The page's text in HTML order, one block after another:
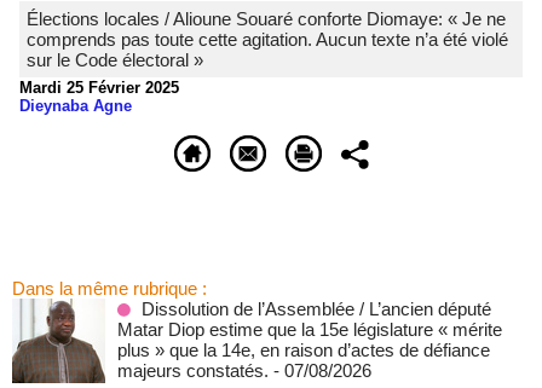
Élections locales / Alioune Souaré conforte Diomaye: « Je ne
comprends pas toute cette agitation. Aucun texte n’a été violé
sur le Code électoral »
Mardi 25 Février 2025
Dieynaba Agne
Dans la même rubrique :
Dissolution de l’Assemblée / L’ancien député
Matar Diop estime que la 15e législature « mérite
plus » que la 14e, en raison d’actes de défiance
majeurs constatés. - 07/08/2026